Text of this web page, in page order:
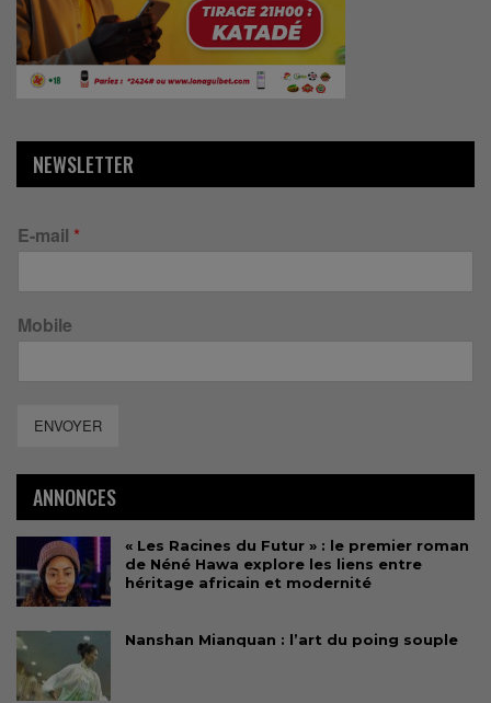
NEWSLETTER
E-mail *
Mobile
ENVOYER
ANNONCES
« Les Racines du Futur » : le premier roman
de Néné Hawa explore les liens entre
héritage africain et modernité
Nanshan Mianquan : l’art du poing souple